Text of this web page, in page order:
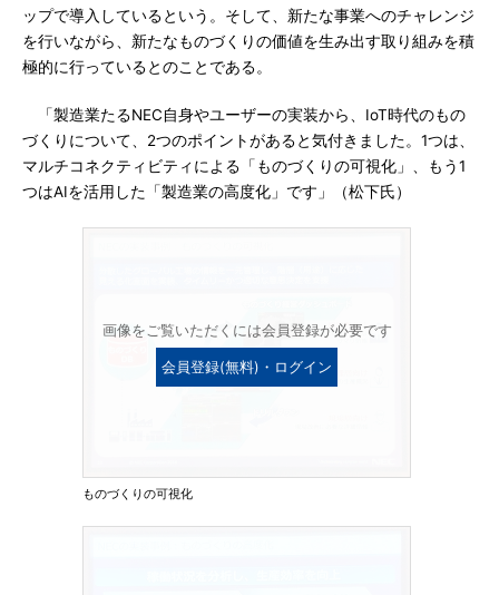
ップで導入しているという。そして、新たな事業へのチャレンジ
を行いながら、新たなものづくりの価値を生み出す取り組みを積
極的に行っているとのことである。
「製造業たるNEC自身やユーザーの実装から、IoT時代のもの
づくりについて、2つのポイントがあると気付きました。1つは、
マルチコネクティビティによる「ものづくりの可視化」、もう1
つはAIを活用した「製造業の高度化」です」（松下氏）
画像をご覧いただくには会員登録が必要です
会員登録(無料)・ログイン
ものづくりの可視化